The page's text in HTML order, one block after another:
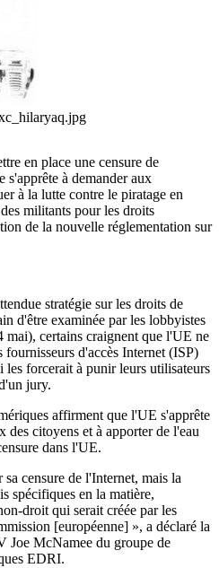
en place une censure de
s'apprête à demander aux
à la lutte contre le piratage en
militants pour les droits
de la nouvelle réglementation sur
stratégie sur les droits de
d'être examinée par les lobbyistes
mai), certains craignent que l'UE ne
fournisseurs d'accès Internet (ISP)
les forcerait à punir leurs utilisateurs
jury.
affirment que l'UE s'apprête
des citoyens et à apporter de l'eau
dans l'UE.
sa censure de l'Internet, mais la
spécifiques en la matière,
droit qui serait créée par les
[européenne] », a déclaré la
Joe McNamee du groupe de
EDRI.